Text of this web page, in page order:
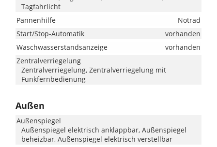
Tagfahrlicht
Pannenhilfe
Notrad
Start/Stop-Automatik
vorhanden
Waschwasserstandsanzeige
vorhanden
Zentralverriegelung
Zentralverriegelung, Zentralverriegelung mit
Funkfernbedienung
Außen
Außenspiegel
Außenspiegel elektrisch anklappbar, Außenspiegel
beheizbar, Außenspiegel elektrisch verstellbar